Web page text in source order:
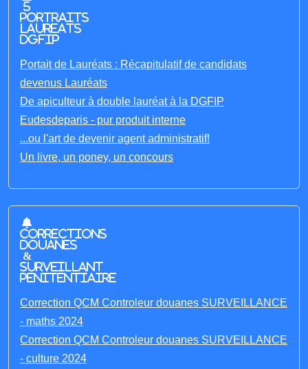
5
portraits
laureats
DGFIP
Portait de Lauréats : Récapitulatif de candidats
devenus Lauréats
De apiculteur à double lauréat à la DGFIP
Eudesdeparis - pur produit interne
...ou l'art de devenir agent administratif!
Un livre, un poney, un concours
Corrections
Douanes
&
Surveillant
penitentiaire
Correction QCM Controleur douanes SURVEILLANCE
- maths 2024
Correction QCM Controleur douanes SURVEILLANCE
- culture 2024